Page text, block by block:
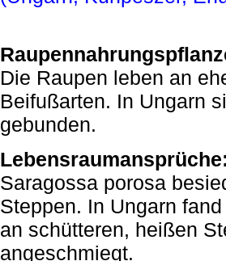
Die Raupen leben an
Beifußarten. In Ungarn
gebunden.
Saragossa porosa
Steppen. In Ungarn
an schütteren, heißen
angeschmiegt.